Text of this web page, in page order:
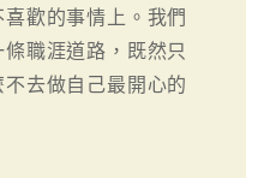
歡的事情上。我們
職涯道路，既然只
去做自己最開心的